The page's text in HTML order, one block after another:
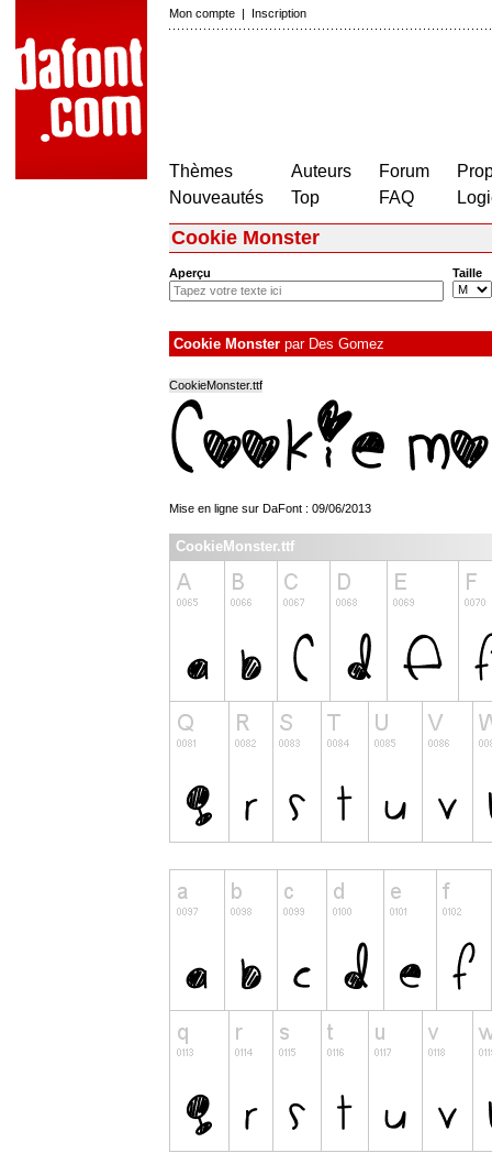
Mon compte | Inscription
Thèmes
Nouveautés
Auteurs
Top
Forum
FAQ
Cookie Monster
Aperçu Taille
Cookie Monster par Des Gomez
CookieMonster.ttf
Mise en ligne sur DaFont : 09/06/2013
CookieMonster.ttf